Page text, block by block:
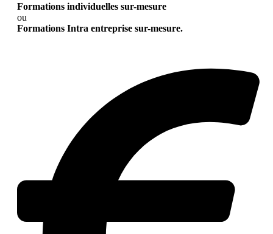
Formations individuelles sur-mesure
ou
Formations Intra entreprise sur-mesure.